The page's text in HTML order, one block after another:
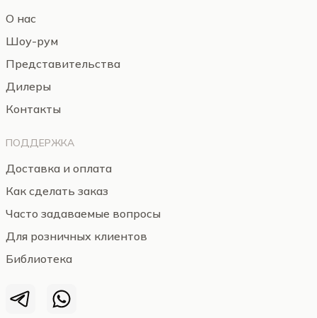
О нас
Шоу-рум
Представительства
Дилеры
Контакты
ПОДДЕРЖКА
Доставка и оплата
Как сделать заказ
Часто задаваемые вопросы
Для розничных клиентов
Библиотека